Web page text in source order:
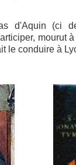
d'Aquin (ci
mourut
le conduire à